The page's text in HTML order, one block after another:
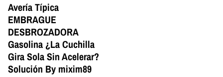
Avería Típica
EMBRAGUE
DESBROZADORA
Gasolina ¿La Cuchilla
Gira Sola Sin Acelerar?
Solución By mixim89